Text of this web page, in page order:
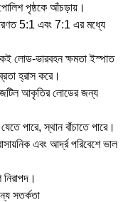
পোলিশ পৃষ্ঠকে আঁচড়ায়।
5:1 এবং 7:1 এর মধ্যে
লোড-ভারবহন ক্ষমতা ইস্পাত
হ্রাস করে।
জটিল আকৃতির লোডের জন্য
পারে, স্থান বাঁচাতে পারে।
এবং আর্দ্র পরিবেশে ভাল
নিরাপদ।
সতর্কতা